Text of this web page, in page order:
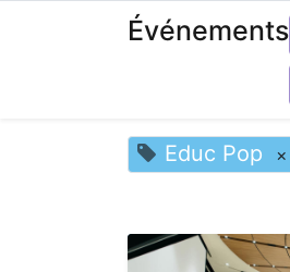
Événements
Educ Pop ×